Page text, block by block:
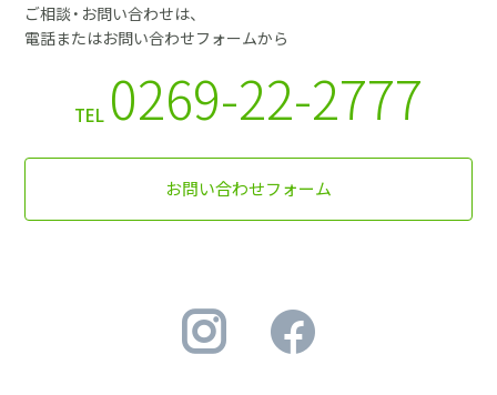
ご相談・お問い合わせは、
電話またはお問い合わせフォームから
TEL 0269-22-2777
お問い合わせフォーム